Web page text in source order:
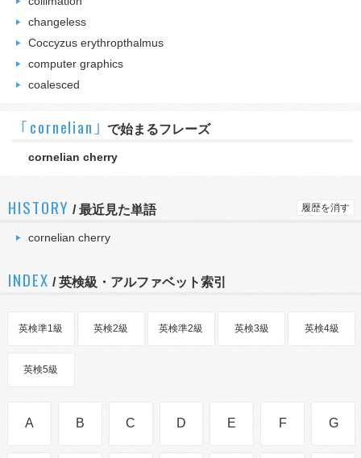
changeless
Coccyzus erythropthalmus
computer graphics
coalesced
｢cornelian｣ で始まるフレーズ
cornelian cherry
HISTORY /最近見た単語 履歴を消す
cornelian cherry
INDEX / 英検級・アルファベット索引
英検準1級 英検2級 英検準2級 英検3級 英検4級
英検5級
A B C D E F G